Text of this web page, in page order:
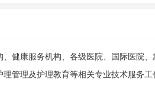
、健康服务机构、各级医院、国际医院
管理及护理教育等相关专业技术服务